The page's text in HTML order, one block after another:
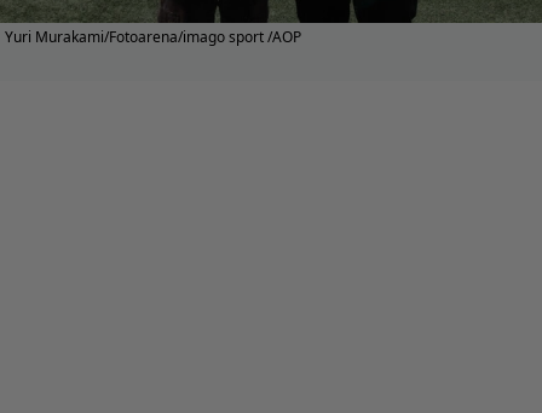
Yuri Murakami/Fotoarena/imago sport /AOP